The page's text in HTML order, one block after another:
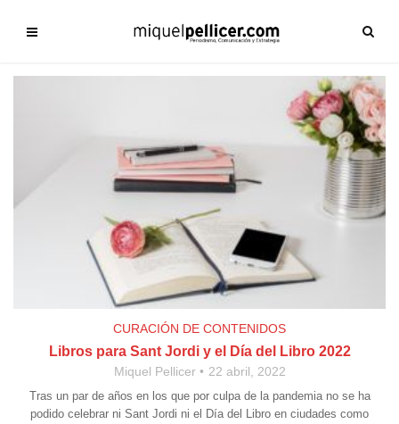
CURACIÓN DE CONTENIDOS
Libros para Sant Jordi y el Día del Libro 2022
Miquel Pellicer 22 abril, 2022
Tras un par de años en los que por culpa de la pandemia no se ha
podido celebrar ni Sant Jordi ni el Día del Libro en ciudades como